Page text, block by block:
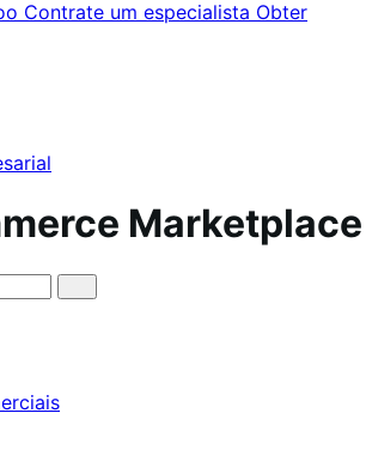
Contrate um especialista Obter
Marketplace